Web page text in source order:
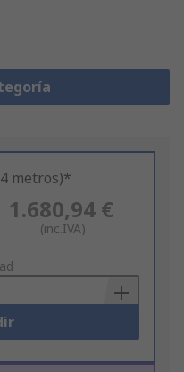
metros)*
1.680,94 €
(inc.IVA)